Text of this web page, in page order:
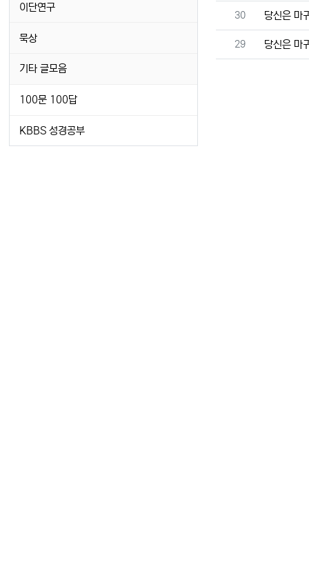
번호
30 당신은 마
번호
29 당신은 마
이단연구
묵상
기타 글모음
100문 100답
KBBS 성경공부